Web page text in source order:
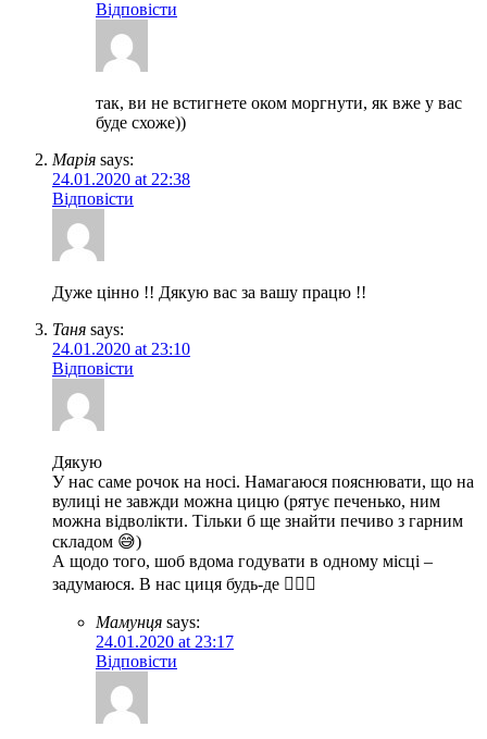
Відповісти
так, ви не встигнете оком моргнути, як вже у вас
буде схоже))
Марія says:
24.01.2020 at 22:38
Відповісти
Дуже цінно !! Дякую вас за вашу працю !!
Таня says:
24.01.2020 at 23:10
Відповісти
Дякую
У нас саме рочок на носі. Намагаюся пояснювати, що на
вулиці не завжди можна цицю (рятує печенько, ним
можна відволікти. Тільки б ще знайти печиво з гарним
складом 😅)
А щодо того, шоб вдома годувати в одному місці –
задумаюся. В нас циця будь-де 🤷🏼‍♀️
Мамунця says:
24.01.2020 at 23:17
Відповісти